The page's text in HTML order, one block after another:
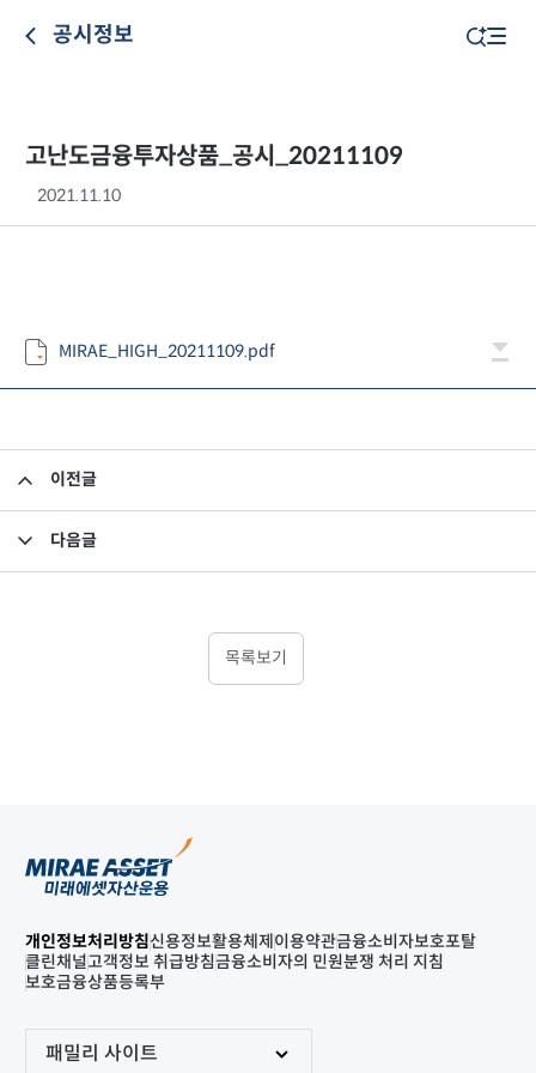
공시정보
고난도금융투자상품_공시_20211109
2021.11.10
MIRAE_HIGH_20211109.pdf
이전글
다음글
목록보기
개인정보처리방침신용정보활용체제 이용약관금융소비자보호포탈
클린채널고객정보 취급방침금융소비자의 민원분쟁 처리 지침
보호금융상품등록부
패밀리 사이트